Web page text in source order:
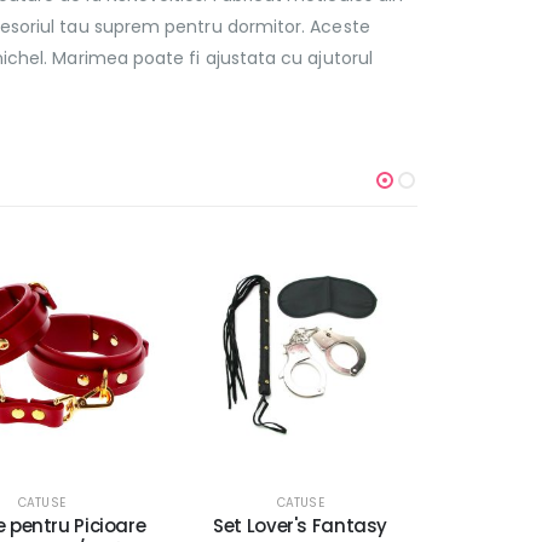
tau suprem pentru dormitor. Aceste
Marimea poate fi ajustata cu ajutorul
CATUSE
Fantasy
CATUSE
Zgarda D-Ring si Catuse